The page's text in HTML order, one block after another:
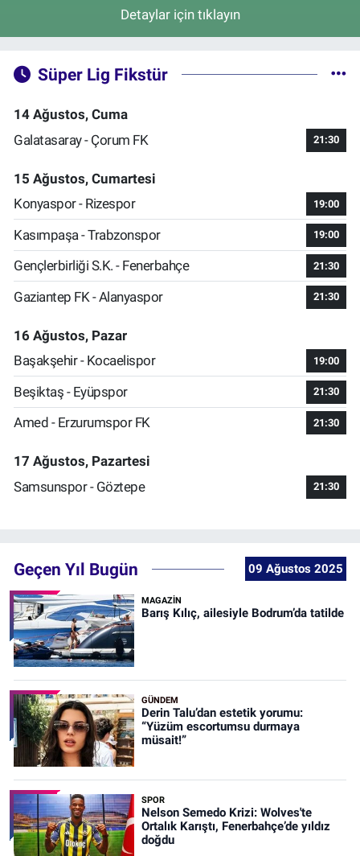
Detaylar için tıklayın
Süper Lig Fikstür
14 Ağustos, Cuma
Galatasaray - Çorum FK
21:30
15 Ağustos, Cumartesi
Konyaspor - Rizespor
19:00
Kasımpaşa - Trabzonspor 19:00
Gençlerbirliği S.K. - Fenerbahçe 21:30
Gaziantep FK - Alanyaspor 21:30
16 Ağustos, Pazar
Başakşehir - Kocaelispor
19:00
Beşiktaş - Eyüpspor 21:30
Amed - Erzurumspor FK 21:30
17 Ağustos, Pazartesi
Samsunspor - Göztepe
21:30
Geçen Yıl Bugün 09 Ağustos 2025
MAGAZİN
Barış Kılıç, ailesiyle Bodrum’da tatilde
GÜNDEM
Derin Talu’dan estetik yorumu:
“Yüzüm escortumsu durmaya
müsait!”
SPOR
Nelson Semedo Krizi: Wolves'te
Ortalık Karıştı, Fenerbahçe’de yıldız
doğdu